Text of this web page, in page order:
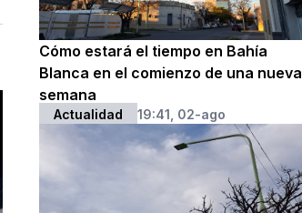
Cómo estará el tiempo en Bahía
Blanca en el comienzo de una nueva
semana
Actualidad 19:41, 02-ago